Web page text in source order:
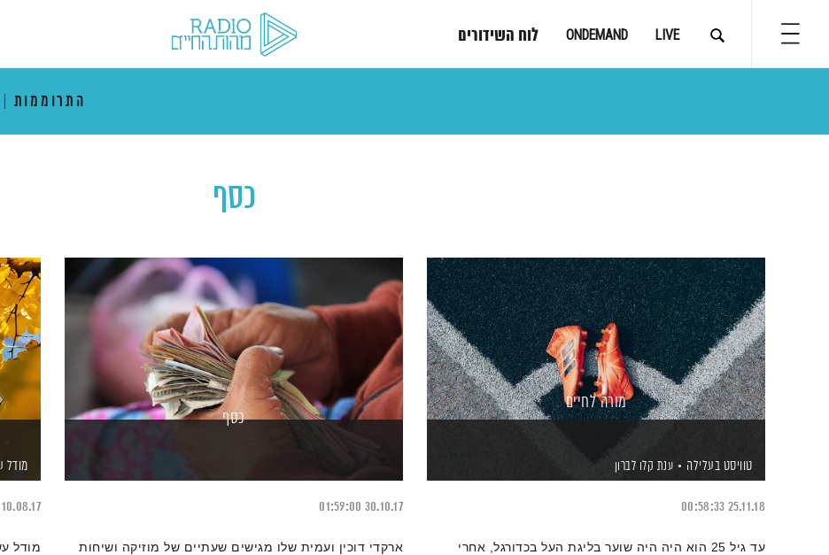
LIVE
ONDEMAND לוח השידורים
התרוממות
כסף
מורה לחיים
טוויסט בעלילה ענת קלו לברון
25.11.18
00:58:33
עד גיל 25 הוא היה היה שוער בליגת העל בכדורגל, אחרי
כסף
30.10.17
01:59:00
ארקדי דוכין ועמית שלו מגישים שעתיים של מוזיקה ושיחות
מודל
10.08.17
מודל